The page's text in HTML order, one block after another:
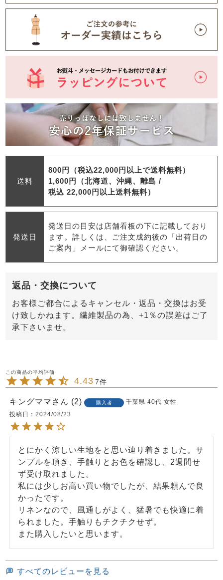
送料
800円（税込22,000円以上で送料無料）
1,600円（北海道、沖縄、離島 /
税込 22,000円以上送料無料）
発送日
発送日の目安は店舗看板の下に記載しており
ます。詳しくは、ご注文成約後の「出荷日の
ご案内」メールにて御確認ください。
返品・交換について
お客様ご都合によるキャンセル・返品・交換はお受
け致しかねます。繊維製品の為、+1％の誤差はご了
承下さいませ。
4.43 7
キングママ 2 購入者 千葉県 40代 女性
投稿日
2024/08/23
とにかく涼しい生地をと思い辿り着きました。サ
ンプルを頂き、手触りとお色を確認し、2週間せ
ず受け取れました。
私には少しお高い買い物でしたが、結果頼んで良
かったです。
リネンなので、風通しがよく、猛暑でも快適に着
られました。手触りもチクチクせず。
また購入したいと思います。
すべてのレビューを見る